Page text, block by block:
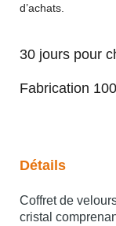
d’achats.
30 jours pour
Fabrication
Détails
Coffret de
cristal